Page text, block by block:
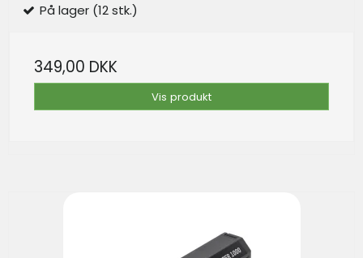
På lager (12 stk.)
349,00 DKK
Vis produkt